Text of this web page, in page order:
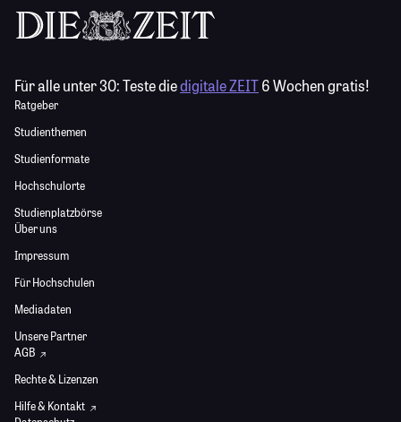
Für alle unter 30:Teste diedigitale ZEIT6 Wochen gratis!
Ratgeber
Studienthemen
Studienformate
Hochschulorte
Studienplatzbörse
Über uns
Impressum
Für Hochschulen
Mediadaten
Unsere Partner
AGB
Rechte & Lizenzen
Hilfe & Kontakt